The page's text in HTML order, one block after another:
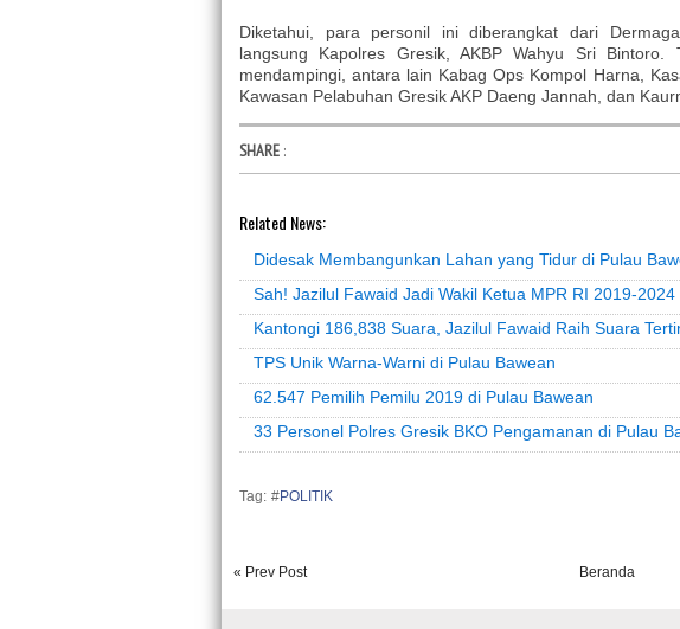
Diketahui, para personil ini diberangkat dari
langsung Kapolres Gresik, AKBP Wahyu Sri
mendampingi, antara lain Kabag Ops Kompol Harna,
Kawasan Pelabuhan Gresik AKP Daeng Jannah, dan
SHARE :
Related News:
Didesak Membangunkan Lahan yang Tidur di Pulau
Sah! Jazilul Fawaid Jadi Wakil Ketua MPR RI 2019-2024
Kantongi 186,838 Suara, Jazilul Fawaid Raih Suara
TPS Unik Warna-Warni di Pulau Bawean
62.547 Pemilih Pemilu 2019 di Pulau Bawean
33 Personel Polres Gresik BKO Pengamanan di Pulau
Tag: #POLITIK
« Prev Post Beranda